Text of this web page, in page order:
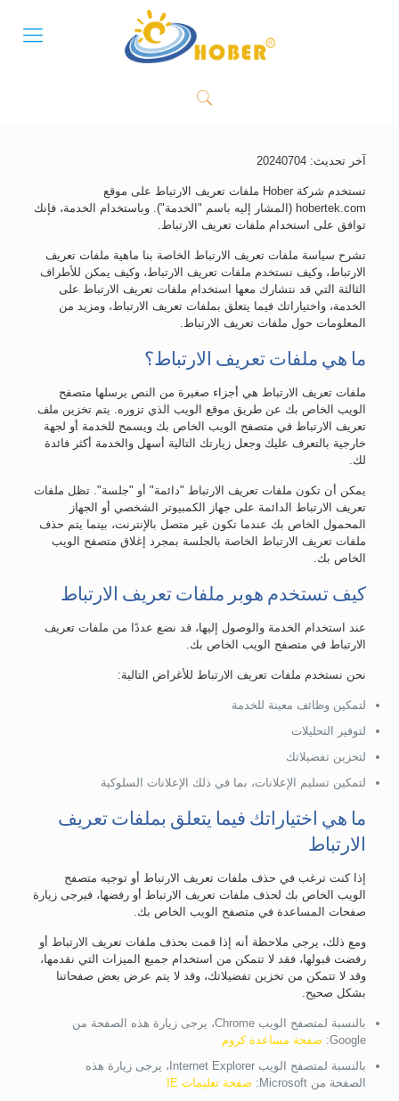
آخر تحديث: 20240704
تستخدم شركة Hober ملفات تعريف الارتباط على موقع
hobertek.com (المشار إليه باسم "الخدمة"). وباستخدام الخدمة، فإنك
توافق على استخدام ملفات تعريف الارتباط.
تشرح سياسة ملفات تعريف الارتباط الخاصة بنا ماهية ملفات تعريف
الارتباط، وكيف نستخدم ملفات تعريف الارتباط، وكيف يمكن للأطراف
الثالثة التي قد نتشارك معها استخدام ملفات تعريف الارتباط على
الخدمة، واختياراتك فيما يتعلق بملفات تعريف الارتباط، ومزيد من
المعلومات حول ملفات تعريف الارتباط.
ما هي ملفات تعريف الارتباط؟
ملفات تعريف الارتباط هي أجزاء صغيرة من النص يرسلها متصفح
الويب الخاص بك عن طريق موقع الويب الذي تزوره. يتم تخزين ملف
تعريف الارتباط في متصفح الويب الخاص بك ويسمح للخدمة أو لجهة
خارجية بالتعرف عليك وجعل زيارتك التالية أسهل والخدمة أكثر فائدة
لك.
يمكن أن تكون ملفات تعريف الارتباط "دائمة" أو "جلسة". تظل ملفات
تعريف الارتباط الدائمة على جهاز الكمبيوتر الشخصي أو الجهاز
المحمول الخاص بك عندما تكون غير متصل بالإنترنت، بينما يتم حذف
ملفات تعريف الارتباط الخاصة بالجلسة بمجرد إغلاق متصفح الويب
الخاص بك.
كيف تستخدم هوبر ملفات تعريف الارتباط
عند استخدام الخدمة والوصول إليها، قد نضع عددًا من ملفات تعريف
الارتباط في متصفح الويب الخاص بك.
نحن نستخدم ملفات تعريف الارتباط للأغراض التالية:
لتمكين وظائف معينة للخدمة
لتوفير التحليلات
لتخزين تفضيلاتك
لتمكين تسليم الإعلانات، بما في ذلك الإعلانات السلوكية
ما هي اختياراتك فيما يتعلق بملفات تعريف
الارتباط
إذا كنت ترغب في حذف ملفات تعريف الارتباط أو توجيه متصفح
الويب الخاص بك لحذف ملفات تعريف الارتباط أو رفضها، فيرجى زيارة
صفحات المساعدة في متصفح الويب الخاص بك.
ومع ذلك، يرجى ملاحظة أنه إذا قمت بحذف ملفات تعريف الارتباط أو
رفضت قبولها، فقد لا تتمكن من استخدام جميع الميزات التي نقدمها،
وقد لا تتمكن من تخزين تفضيلاتك، وقد لا يتم عرض بعض صفحاتنا
بشكل صحيح.
بالنسبة لمتصفح الويب Chrome، يرجى زيارة هذه الصفحة من
Google:
صفحة مساعدة كروم
بالنسبة لمتصفح الويب Internet Explorer، يرجى زيارة هذه
الصفحة من Microsoft:
صفحة تعليمات IE